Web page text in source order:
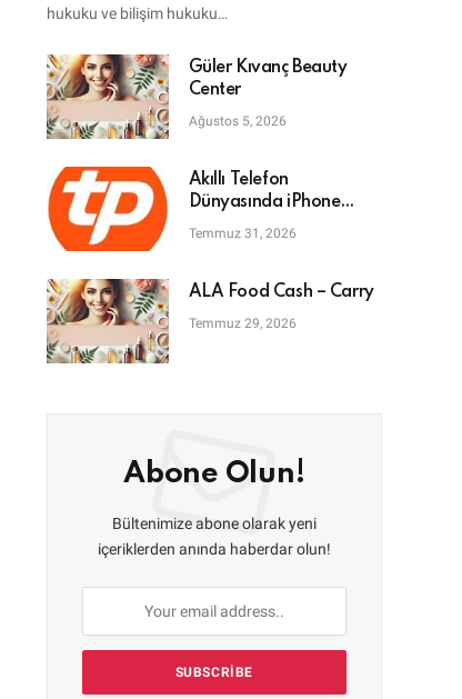
hukuku ve bilişim hukuku…
Güler Kıvanç Beauty
Center
Ağustos 5, 2026
Akıllı Telefon
Dünyasında iPhone
Tamiri: En Doğru Adres
Temmuz 31, 2026
ALA Food Cash – Carry
Temmuz 29, 2026
Abone Olun!
Bültenimize abone olarak yeni
içeriklerden anında haberdar olun!